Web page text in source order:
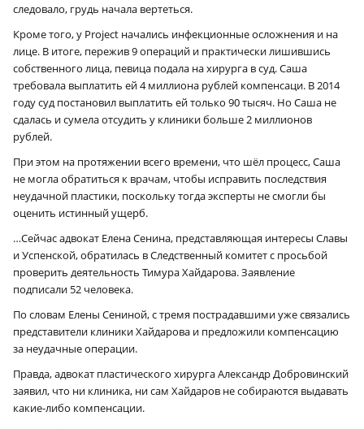
следовало, грудь начала вертеться.
Кроме того, у Project начались инфекционные осложнения и на
лице. В итоге, пережив 9 операций и практически лишившись
собственного лица, певица подала на хирурга в суд. Саша
требовала выплатить ей 4 миллиона рублей компенсаци. В 2014
году суд постановил выплатить ей только 90 тысяч. Но Саша не
сдалась и сумела отсудить у клиники больше 2 миллионов
рублей.
При этом на протяжении всего времени, что шёл процесс, Саша
не могла обратиться к врачам, чтобы исправить последствия
неудачной пластики, поскольку тогда эксперты не смогли бы
оценить истинный ущерб.
…Сейчас адвокат Елена Сенина, представляющая интересы Славы
и Успенской, обратилась в Следственный комитет с просьбой
проверить деятельность Тимура Хайдарова. Заявление
подписали 52 человека.
По словам Елены Сениной, с тремя пострадавшими уже связались
представители клиники Хайдарова и предложили компенсацию
за неудачные операции.
Правда, адвокат пластического хирурга Александр Добровинский
заявил, что ни клиника, ни сам Хайдаров не собираются выдавать
какие-либо компенсации.